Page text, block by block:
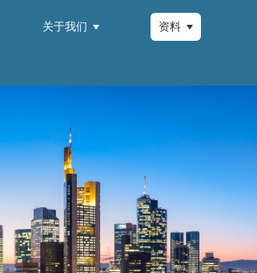
关于我们 资料